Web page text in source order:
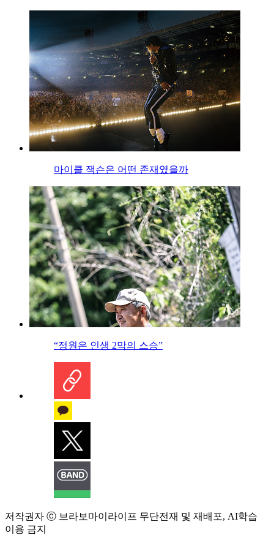
마이클 잭슨은 어떤 존재였을까
“정원은 인생 2막의 스승”
저작권자 ⓒ 브라보마이라이프 무단전재 및 재배포, AI학습
이용 금지